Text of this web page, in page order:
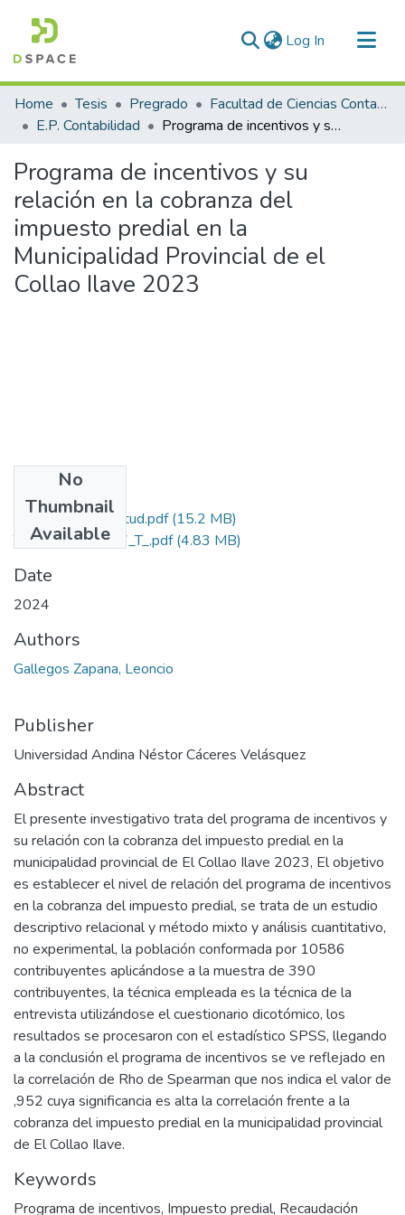
Log In (current)
Communities & Collections
All of DSpace
Home Tesis Pregrado
Facultad de Ciencias Contables y Financieras
E.P. Contabilidad
Programa de incentivos y su relación en la cobranza del impuesto predial en la Municipalidad Provincial de el Collao Ilave 2023
Programa de incentivos y su
relación en la cobranza del
impuesto predial en la
Municipalidad Provincial de el
Collao Ilave 2023
No
Thumbnail
Available
Grado de Similitud.pdf(15.2 MB)
T036_44476737_T_.pdf(4.83 MB)
Date
2024
Authors
Gallegos Zapana, Leoncio
Publisher
Universidad Andina Néstor Cáceres Velásquez
Abstract
El presente investigativo trata del programa de incentivos y
su relación con la cobranza del impuesto predial en la
municipalidad provincial de El Collao Ilave 2023, El objetivo
es establecer el nivel de relación del programa de incentivos
en la cobranza del impuesto predial, se trata de un estudio
descriptivo relacional y método mixto y análisis cuantitativo,
no experimental, la población conformada por 10586
contribuyentes aplicándose a la muestra de 390
contribuyentes, la técnica empleada es la técnica de la
entrevista utilizándose el cuestionario dicotómico, los
resultados se procesaron con el estadístico SPSS, llegando
a la conclusión el programa de incentivos se ve reflejado en
la correlación de Rho de Spearman que nos indica el valor de
,952 cuya significancia es alta la correlación frente a la
cobranza del impuesto predial en la municipalidad provincial
de El Collao Ilave.
Keywords
Programa de incentivos, Impuesto predial, Recaudación